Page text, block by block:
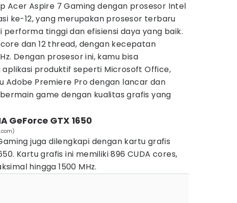
Acer Aspire 7 Gaming dengan prosesor Intel
ke-12, yang merupakan prosesor terbaru
performa tinggi dan efisiensi daya yang baik.
dan 12 thread, dengan kecepatan
Dengan prosesor ini, kamu bisa
produktif seperti Microsoft Office,
Adobe Premiere Pro dengan lancar dan
game dengan kualitas grafis yang
GeForce GTX 1650
juga dilengkapi dengan kartu grafis
Kartu grafis ini memiliki 896 CUDA cores,
hingga 1500 MHz.